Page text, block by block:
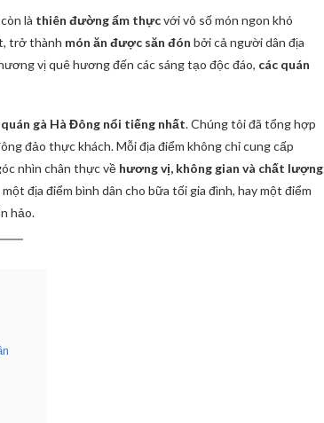
là thiên đường ẩm thựcvới vô số món ngon khó
trở thành món ăn được săn đón bởi cả người dân địa
vị quê hương đến các sáng tạo độc đáo, các quán
quán gà Hà Đông nổi tiếng nhất. Chúng tôi đã tổng hợp
đảo thực khách. Mỗi địa điểm không chỉ cung cấp
nhìn chân thực về hương vị, không gian và chất lượng
địa điểm bình dân cho bữa tối gia đình, hay một điểm
hảo.